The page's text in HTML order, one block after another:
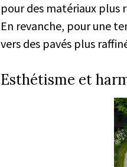
pour des matériaux plus
En revanche, pour une
vers des pavés plus
Esthétisme et